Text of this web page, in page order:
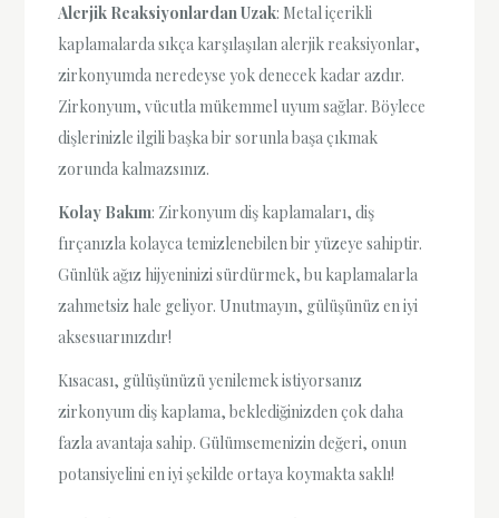
Alerjik Reaksiyonlardan Uzak: Metal içerikli
kaplamalarda sıkça karşılaşılan alerjik reaksiyonlar,
zirkonyumda neredeyse yok denecek kadar azdır.
Zirkonyum, vücutla mükemmel uyum sağlar. Böylece
dişlerinizle ilgili başka bir sorunla başa çıkmak
zorunda kalmazsınız.
Kolay Bakım: Zirkonyum diş kaplamaları, diş
fırçanızla kolayca temizlenebilen bir yüzeye sahiptir.
Günlük ağız hijyeninizi sürdürmek, bu kaplamalarla
zahmetsiz hale geliyor. Unutmayın, gülüşünüz en iyi
aksesuarınızdır!
Kısacası, gülüşünüzü yenilemek istiyorsanız
zirkonyum diş kaplama, beklediğinizden çok daha
fazla avantaja sahip. Gülümsemenizin değeri, onun
potansiyelini en iyi şekilde ortaya koymakta saklı!